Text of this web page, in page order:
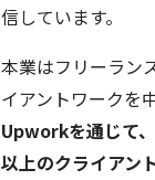
信しています。
本業はフリーラン
イアントワークを
Upworkを通じて
以上のクライアン